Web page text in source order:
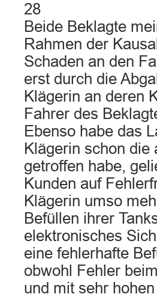
28
Beide Beklagte
Rahmen der
Schaden an den
erst durch die
Klägerin an deren
Fahrer des
Ebenso habe das
Klägerin schon
getroffen habe,
Kunden auf
Klägerin umso
Befüllen ihrer
elektronisches
eine fehlerhafte
obwohl Fehler
und mit sehr